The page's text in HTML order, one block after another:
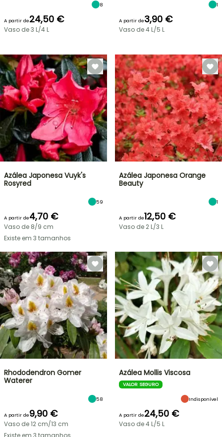
8
A partir de24,50 €
Vaso de 3 L/4 L
1
A partir de3,90 €
Vaso de 4 L/5 L
Azálea Japonesa Vuyk's
Rosyred
59
A partir de4,70 €
Vaso de 8/9 cm
Existe em 3 tamanhos
Azálea Japonesa Orange
Beauty
1
A partir de12,50 €
Vaso de 2 L/3 L
Rhododendron Gomer
Waterer
58
A partir de9,90 €
Vaso de 12 cm/13 cm
Existe em 3 tamanhos
Azálea Mollis Viscosa
VALOR SEGURO
Indisponível
A partir de24,50 €
Vaso de 4 L/5 L